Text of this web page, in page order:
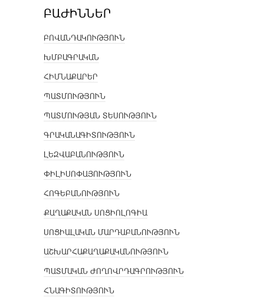
ԲԱԺԻՆՆԵՐ
ԲՈՎԱՆԴԱԿՈՒԹՅՈՒՆ
ԽՄԲԱԳՐԱԿԱՆ
ՀԻՄՆԱՔԱՐԵՐ
ՊԱՏՄՈՒԹՅՈՒՆ
ՊԱՏՄՈՒԹՅԱՆ ՏԵՍՈՒԹՅՈՒՆ
ԳՐԱԿԱՆԱԳԻՏՈՒԹՅՈՒՆ
ԼԵԶՎԱԲԱՆՈՒԹՅՈՒՆ
ՓԻԼԻՍՈՓԱՅՈՒԹՅՈՒՆ
ՀՈԳԵԲԱՆՈՒԹՅՈՒՆ
ՔԱՂԱՔԱԿԱՆ ՍՈՑԻՈԼՈԳԻԱ
ՍՈՑԻԱԼԱԿԱՆ ՄԱՐԴԱԲԱՆՈՒԹՅՈՒՆ
ԱՇԽԱՐՀԱՔԱՂԱՔԱԿԱՆՈՒԹՅՈՒՆ
ՊԱՏՄԱԿԱՆ ԺՈՂՈՎՐԴԱԳՐՈՒԹՅՈՒՆ
ՀՆԱԳԻՏՈՒԹՅՈՒՆ